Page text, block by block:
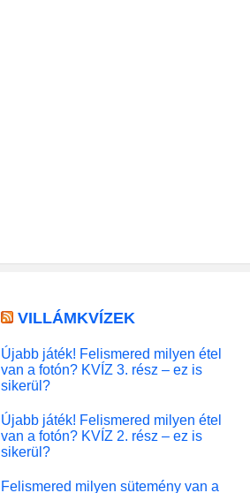
VILLÁMKVÍZEK
Újabb játék! Felismered milyen étel
van a fotón? KVÍZ 3. rész – ez is
sikerül?
Újabb játék! Felismered milyen étel
van a fotón? KVÍZ 2. rész – ez is
sikerül?
Felismered milyen sütemény van a